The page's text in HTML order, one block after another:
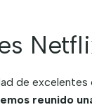
de excelentes
reunido